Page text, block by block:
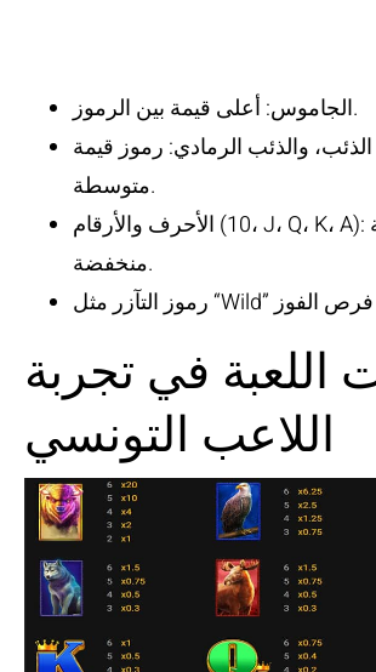
الجاموس: أعلى قيمة بين الرموز.
والذئب الرمادي: رموز قيمة
متوسطة.
الأحرف والأرقام (10، J، Q، K، A): رموز ذات قيمة
منخفضة.
اللعبة في تجربة
اللاعب التونسي